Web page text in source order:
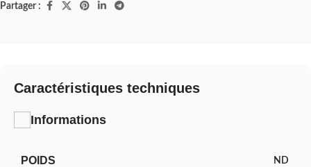
Partager :
Caractéristiques techniques
Informations
POIDS ND